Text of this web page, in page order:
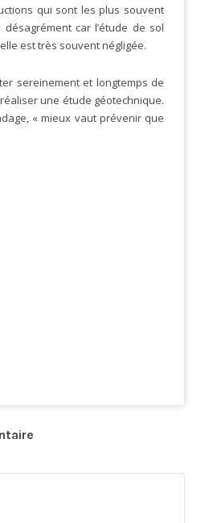
qui sont les plus souvent
car l’étude de sol
est très souvent négligée.
sereinement et longtemps de
une étude géotechnique.
« mieux vaut prévenir que